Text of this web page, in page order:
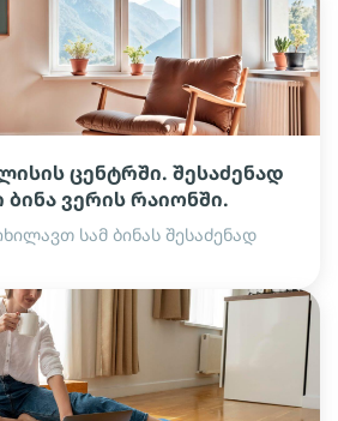
ცენტრში. შესაძენად
ვერის რაიონში.
სამ ბინას შესაძენად